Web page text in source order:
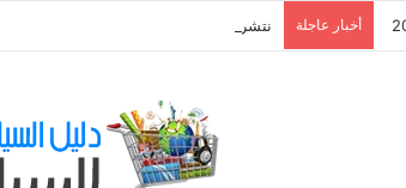
أخبار عاجلة نتشرف بتلقي طلباتكم و استفسارتكم